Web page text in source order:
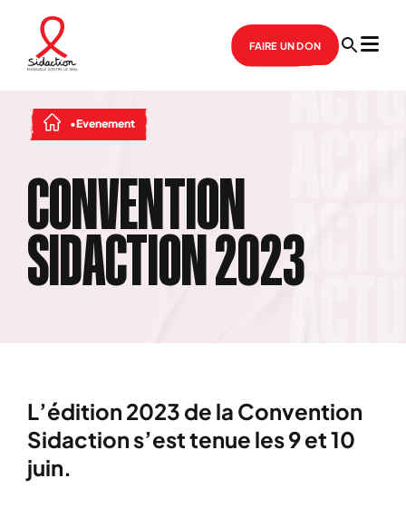
FAIRE UN DON
Evenement
CONVENTION
SIDACTION 2023
L’édition 2023 de la Convention
Sidaction s’est tenue les 9 et 10
juin.